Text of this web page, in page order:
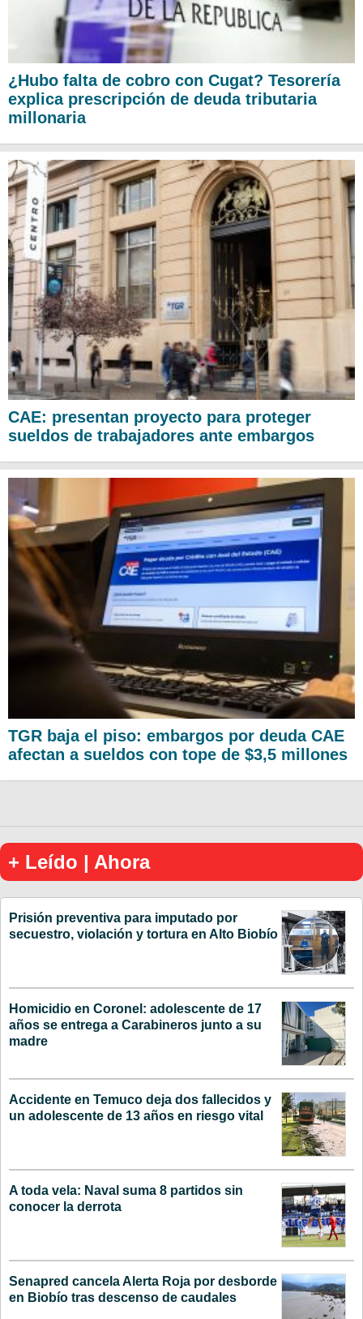
¿Hubo falta de cobro con Cugat? Tesorería
explica prescripción de deuda tributaria
millonaria
CAE: presentan proyecto para proteger
sueldos de trabajadores ante embargos
TGR baja el piso: embargos por deuda CAE
afectan a sueldos con tope de $3,5 millones
+ Leído | Ahora
Prisión preventiva para imputado por
secuestro, violación y tortura en Alto Biobío
Homicidio en Coronel: adolescente de 17
años se entrega a Carabineros junto a su
madre
Accidente en Temuco deja dos fallecidos y
un adolescente de 13 años en riesgo vital
A toda vela: Naval suma 8 partidos sin
conocer la derrota
Senapred cancela Alerta Roja por desborde
en Biobío tras descenso de caudales